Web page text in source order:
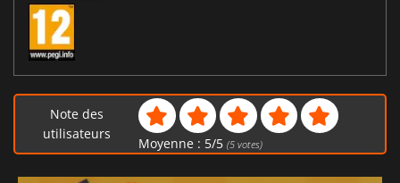
Note des
utilisateurs
Moyenne : 5/5 (5votes)